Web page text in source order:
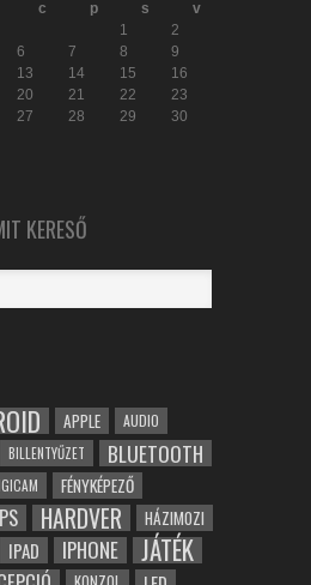
c p s
v
1
2
6 7 8
9
13 14 15
16
20 21 22
23
27 28 29
30
KERESŐ
APPLE AUDIO
BILLENTYŰZET BLUETOOTH
FÉNYKÉPEZŐ
HARDVER HÁZIMOZI
IPAD IPHONE JÁTÉK